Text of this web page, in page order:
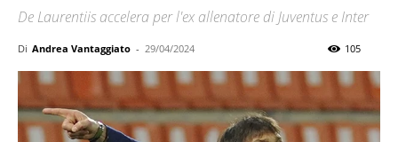
De Laurentiis accelera per l'ex allenatore di Juventus e Inter
Di Andrea Vantaggiato - 29/04/2024 105